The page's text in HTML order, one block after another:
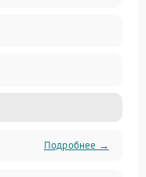
Подробнее →